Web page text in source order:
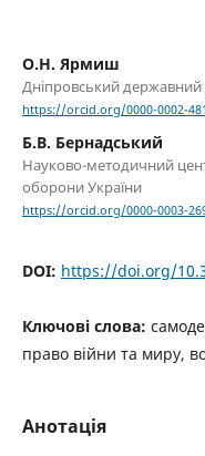
О.Н. Ярмиш
Дніпровський державний
https://orcid.org/0000-0002-
Б.В. Бернадський
Науково-методичний
оборони України
https://orcid.org/0000-0003-
DOI: https://doi.org/
Ключові слова:
право війни та миру,
Анотація